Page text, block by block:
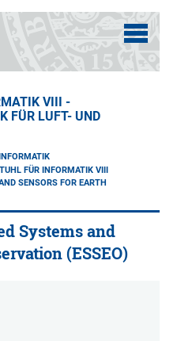
VIII -
FÜR LUFT- UND
FÜR INFORMATIK VIII
SENSORS FOR EARTH
Systems and
(ESSEO)